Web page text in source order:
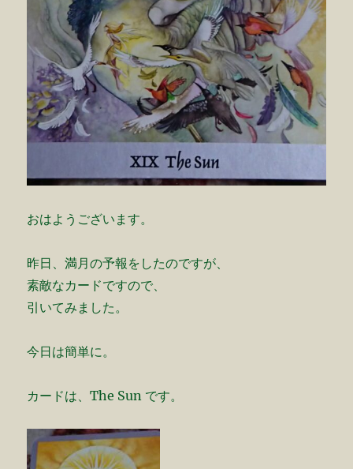
おはようございます。
昨日、満月の予報をしたのですが、
素敵なカードですので、
引いてみました。
今日は簡単に。
カードは、The Sun です。